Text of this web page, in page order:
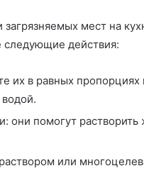
мест на
следующие действия:
их в равных пропорциях
помогут растворить
или